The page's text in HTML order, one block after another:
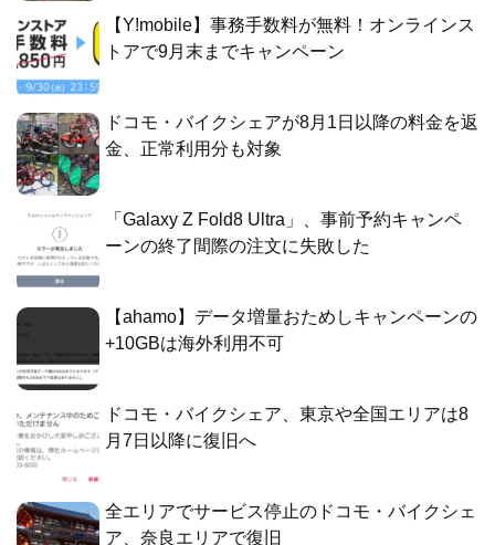
【Y!mobile】事務手数料が無料！オンラインス
トアで9月末までキャンペーン
ドコモ・バイクシェアが8月1日以降の料金を返
金、正常利用分も対象
「Galaxy Z Fold8 Ultra」、事前予約キャンペ
ーンの終了間際の注文に失敗した
【ahamo】データ増量おためしキャンペーンの
+10GBは海外利用不可
ドコモ・バイクシェア、東京や全国エリアは8
月7日以降に復旧へ
全エリアでサービス停止のドコモ・バイクシェ
ア、奈良エリアで復旧